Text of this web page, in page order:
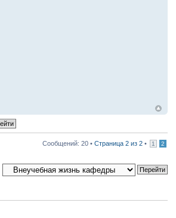
Сообщений: 20 • Страница 2 из 2 • 1 2